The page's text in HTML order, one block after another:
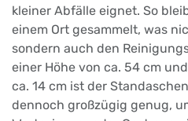
kleiner Abfälle eignet. So
einem Ort gesammelt, was
sondern auch den
einer Höhe von ca. 54 cm
ca. 14 cm ist der
dennoch großzügig genug,